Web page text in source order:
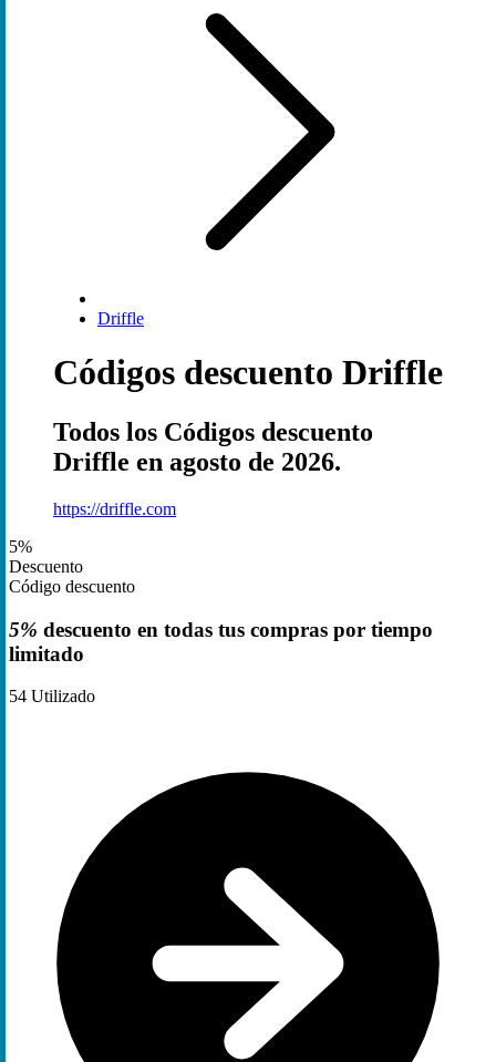
Driffle
Códigos descuento Driffle
Todos los Códigos descuento
Driffle en agosto de 2026.
https://driffle.com
5%
Descuento
Código descuento
5% descuento en todas tus compras por tiempo
limitado
54 Utilizado